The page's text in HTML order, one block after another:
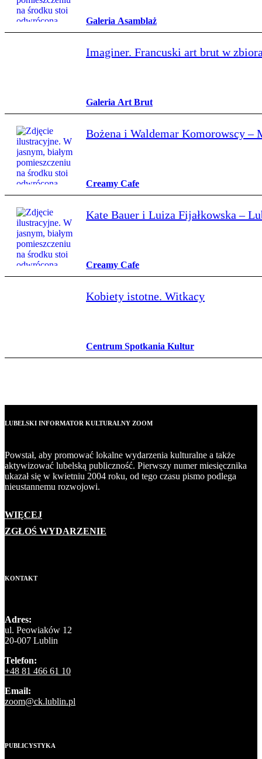
Galeria Asamblaż
Imaginer. Francuski art brut w
Galeria Art Brut
Bożena i Waldemar Komorowscy
Creamy Cafe
Kate Bauer i Luiza Fijałkowska –
Creamy Cafe
Kobiety istotne. Witkacy
Centrum Spotkania Kultur
LUBELSKI INFORMATOR KULTURALNY ZOOM
Powstał, aby promować lokalne wydarzenia kulturalne a także
aktywizować lubelską publiczność. Pierwszy numer miesięcznika
ukazał się w kwietniu 2004 roku, od tego czasu pismo podlega
nieustannemu rozwojowi.
WIĘCEJ
ZGŁOŚ WYDARZENIE
KONTAKT
Adres:
ul. Peowiaków 12
20-007 Lublin
Telefon:
+48 81 466 61 10
Email:
zoom@ck.lublin.pl
PUBLICYSTYKA